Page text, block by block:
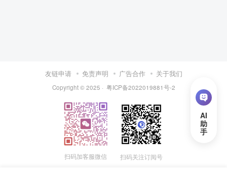
友链申请 免责声明 广告合作 关于我们
Copyright © 2025 · 粤ICP备2022019881号-2
扫码加客服微信 扫码关注订阅号